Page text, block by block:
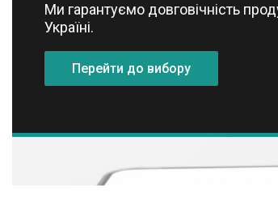
Про нас
Ми гарантуємо довговічність
Україні.
Перейти до вибору